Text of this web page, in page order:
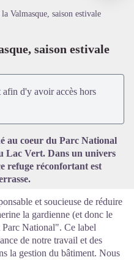
l'image en plein écran
Valmasque, saison estivale
saison estivale
afin d'y avoir accès hors
au coeur du Parc National
Lac Vert. Dans un univers
refuge réconfortant est
et soucieuse de réduire
la gardienne (et donc le
National". Ce label
de notre travail et des
la gestion du bâtiment. Nous